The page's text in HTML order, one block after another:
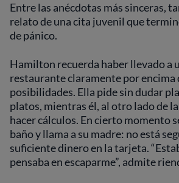
Entre las anécdotas más sinceras,
relato de una cita juvenil que
de pánico.
Hamilton recuerda haber llevado a
restaurante claramente por encima
posibilidades. Ella pide sin dudar
platos, mientras él, al otro lado de la
hacer cálculos. En cierto momento
baño y llama a su madre: no está
suficiente dinero en la tarjeta.
pensaba en escaparme”, admite